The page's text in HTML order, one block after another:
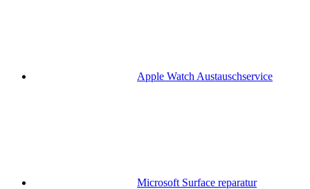
Apple Watch Austauschservice
Microsoft Surface reparatur